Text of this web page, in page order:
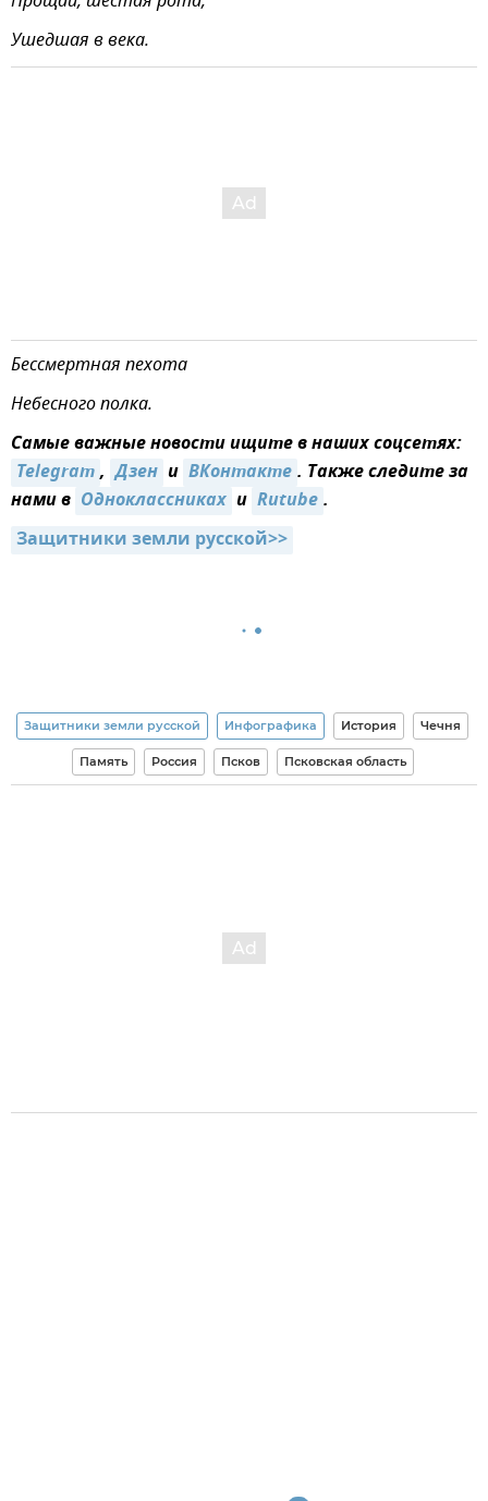
Ушедшая в века.
Бессмертная пехота
Небесного полка.
Самые важные новости ищите в наших соцсетях:
Telegram, Дзен и ВКонтакте. Также следите за
нами в Одноклассниках и Rutube.
Защитники земли русской>>
Защитники земли русской Инфографика История Чечня
Память Россия Псков Псковская область